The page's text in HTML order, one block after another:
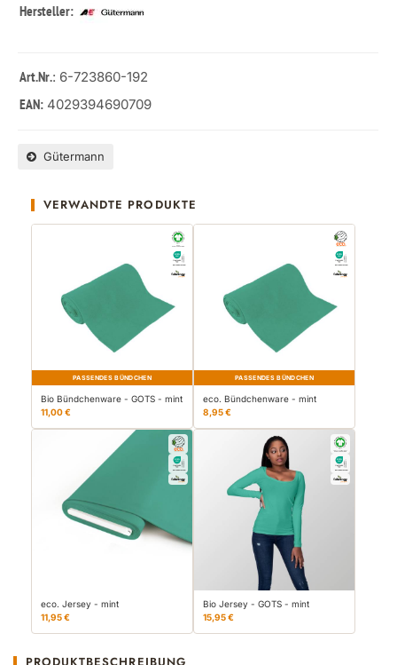
Hersteller:
Art.Nr.: 6-723860-192
EAN: 4029394690709
Gütermann
VERWANDTE PRODUKTE
PASSENDES BÜNDCHEN
Bio Bündchenware - GOTS - mint
11,00 €
PASSENDES BÜNDCHEN
eco. Bündchenware - mint
8,95 €
eco. Jersey - mint
11,95 €
Bio Jersey - GOTS - mint
15,95 €